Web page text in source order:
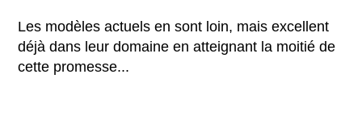
Les modèles actuels en sont loin, mais excellent
déjà dans leur domaine en atteignant la moitié de
cette promesse...